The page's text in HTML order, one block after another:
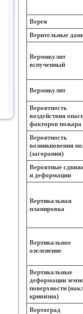
Верея
Верительные
Вермикулит
вспученный
Вермикулит
Вероятность
воздействия
факторов пожара
Вероятность
возникновения
(загорания)
Вероятные
и деформации
Вертикальная
планировка
Вертикальное
озеленение
Вертикальные
деформации
поверхности
кривизна)
Вертоград